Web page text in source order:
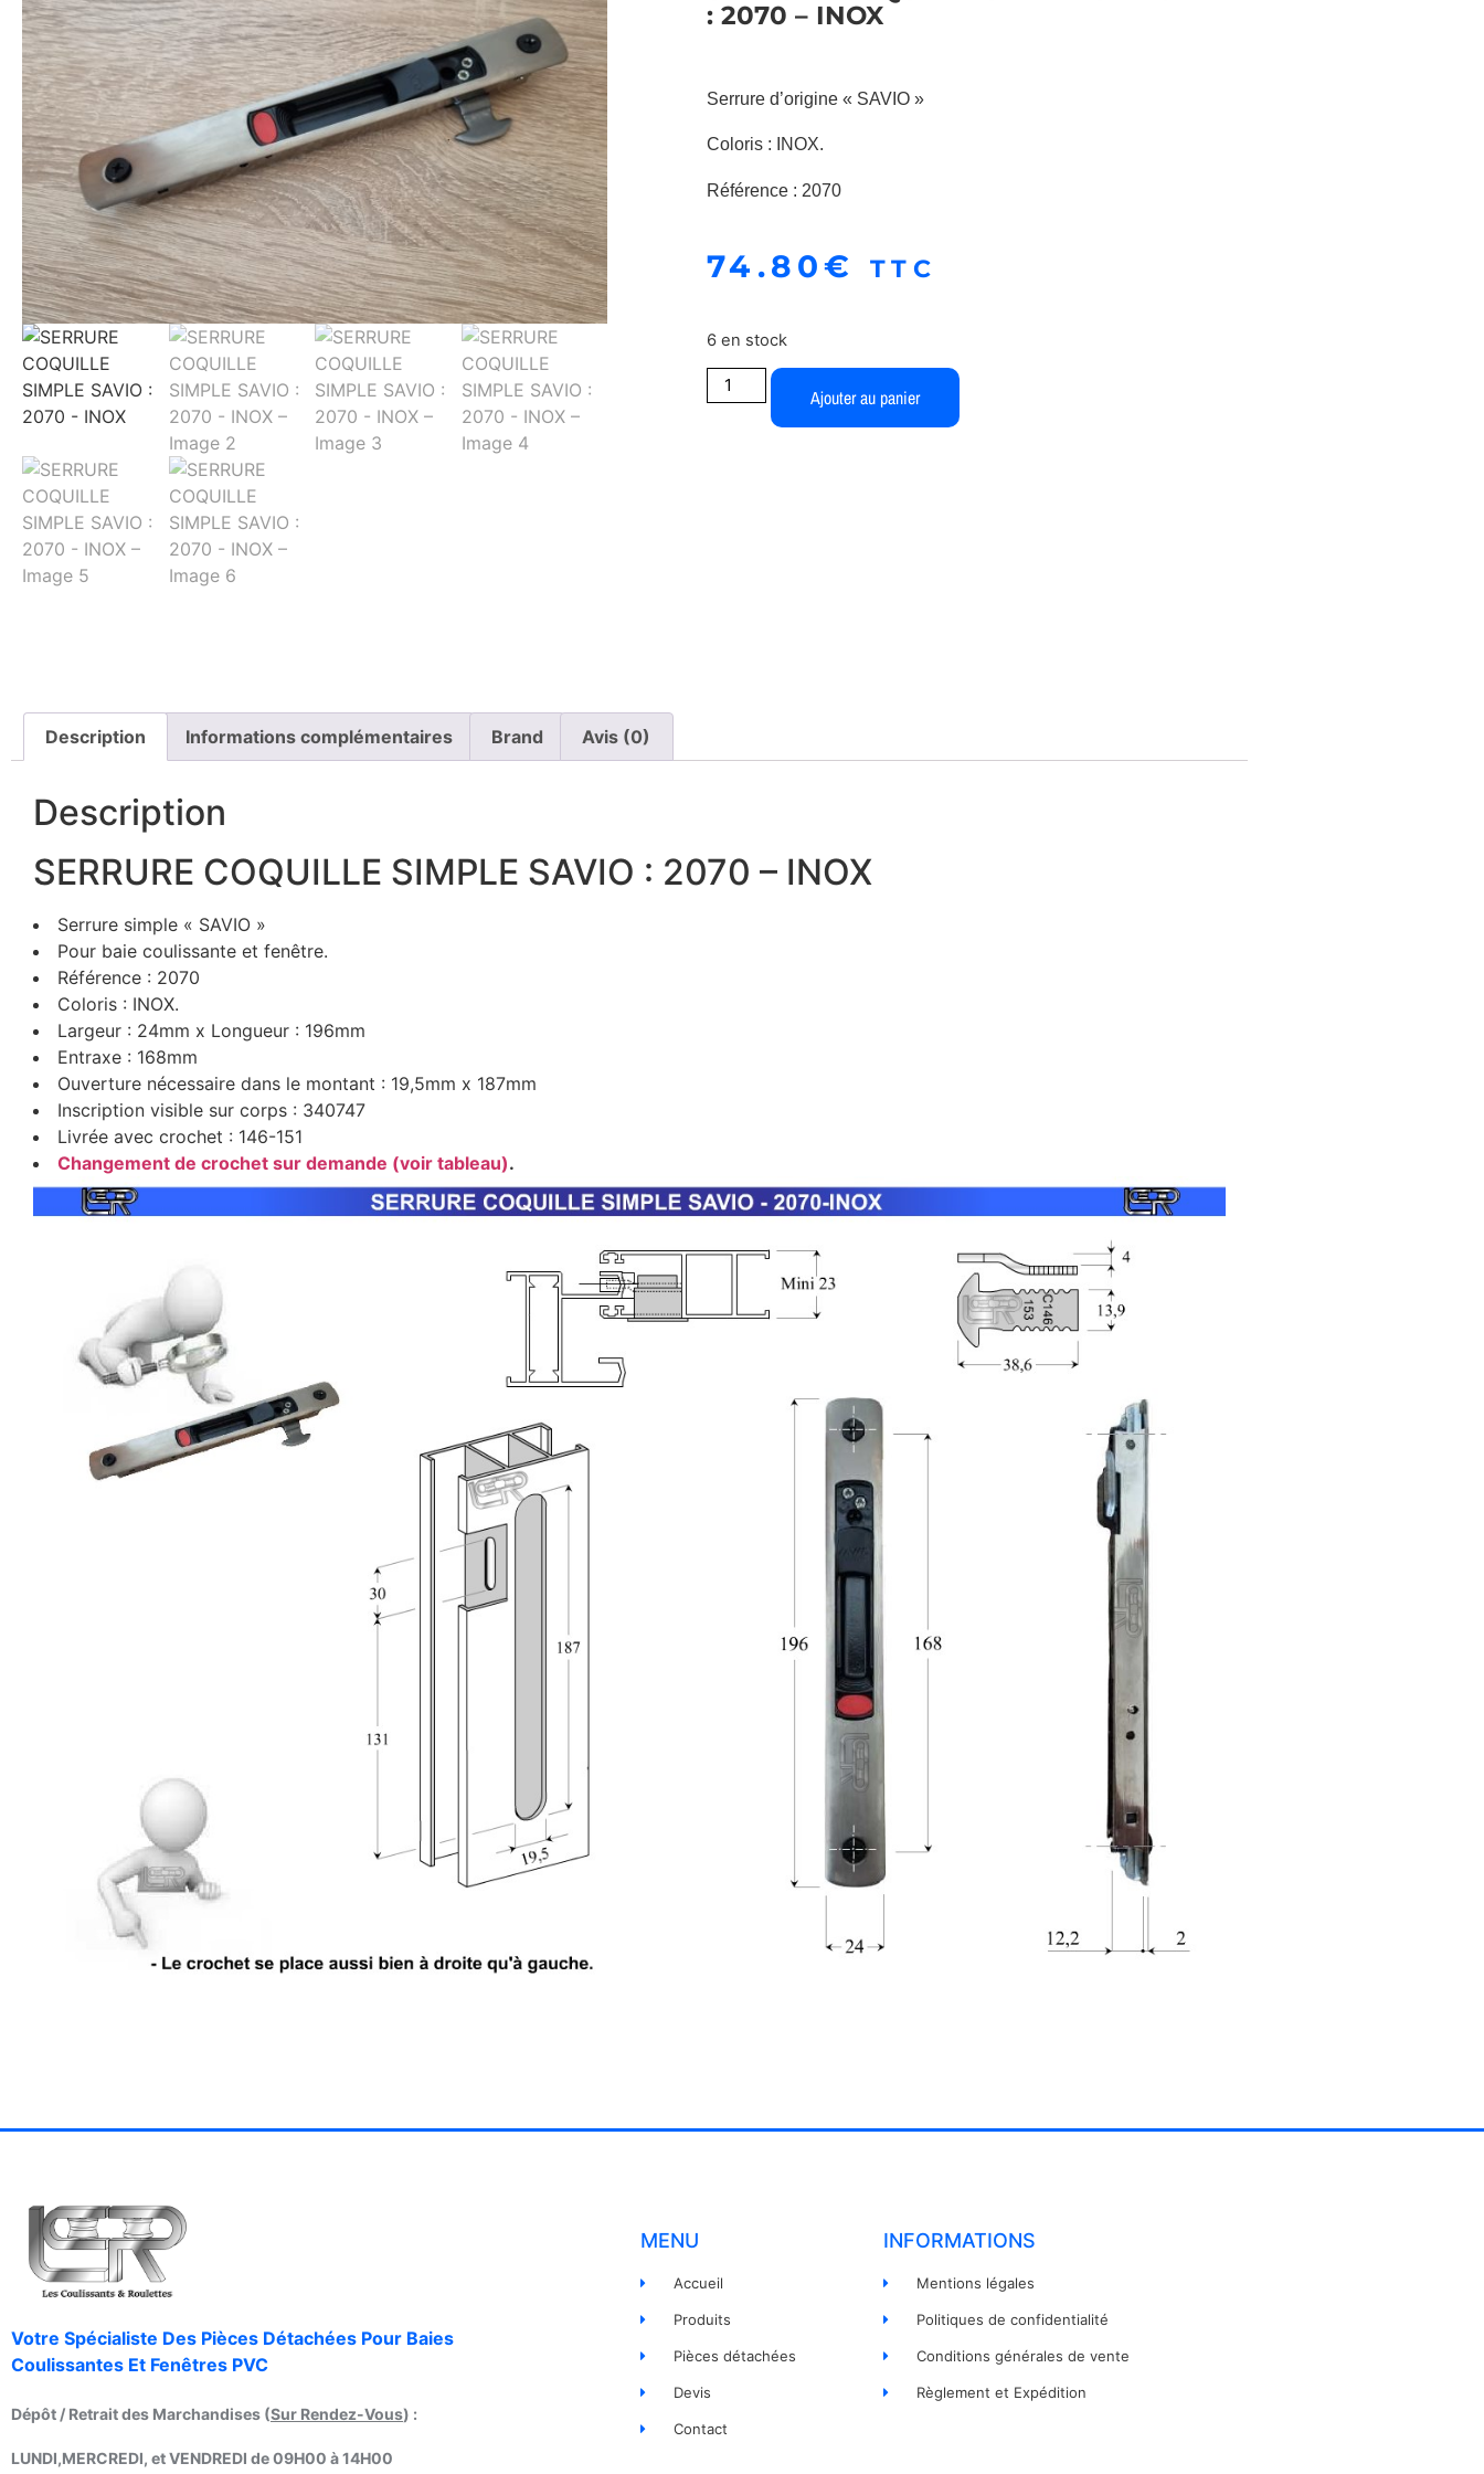
: 2070 – INOX
Serrure d’origine « SAVIO »
Coloris : INOX.
Référence : 2070
74.80€ TTC
6 en stock
Ajouter au panier
Description Informations complémentaires Brand Avis (0)
Description
SERRURE COQUILLE SIMPLE SAVIO : 2070 – INOX
Serrure simple « SAVIO »
Pour baie coulissante et fenêtre.
Référence : 2070
Coloris : INOX.
Largeur : 24mm x Longueur : 196mm
Entraxe : 168mm
Ouverture nécessaire dans le montant : 19,5mm x 187mm
Inscription visible sur corps : 340747
Livrée avec crochet : 146-151
Changement de crochet sur demande (voir tableau).
Votre Spécialiste Des Pièces Détachées Pour Baies
Coulissantes Et Fenêtres PVC
Dépôt / Retrait des Marchandises (Sur Rendez-Vous) :
LUNDI,MERCREDI, et VENDREDI de 09H00 à 14H00
MENU
Accueil
Produits
Pièces détachées
Devis
Contact
INFORMATIONS
Mentions légales
Politiques de confidentialité
Conditions générales de vente
Règlement et Expédition